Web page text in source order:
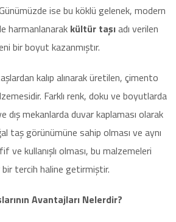
ise bu köklü gelenek, modern
harmanlanarak kültür taşıadı verilen
bir boyut kazanmıştır.
kalıp alınarak üretilen, çimento
Farklı renk, doku ve boyutlarda
dış mekanlarda duvar kaplaması olarak
taş görünümüne sahip olması ve aynı
ve kullanışlı olması, bu malzemeleri
tercih haline getirmiştir.
Avantajları Nelerdir?